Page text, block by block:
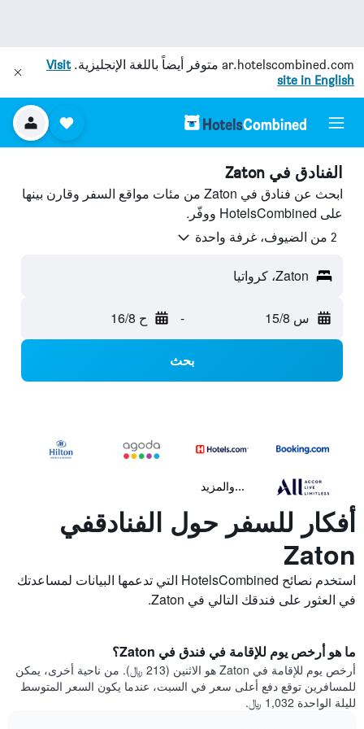
ar.hotelscombined.com متوفر أيضاً باللغة الإنجليزية.Visit
site in English
الفنادق في Zaton
ابحث عن فنادق في Zaton من مئات مواقع السفر وقارن بينها
على HotelsCombined ووفّر.
2 من الضيوف، غرفة واحدة
Zaton، كرواتيا
س 15/8 - ح 16/8
بحث
...والمزيد
أفكار للسفر حول الفنادقفي
Zaton
استخدم نصائح HotelsCombined التي تدعمها البيانات لمساعدتك
في العثور على فندقك التالي في Zaton.
ما هو أرخص يوم للإقامة في فندق في Zaton؟
أرخص يوم للإقامة في Zaton هو الاثنين (213 ﷼). من ناحية أخرى، يمكن
للمسافرين توقع دفع أعلى سعر في السبت، عندما يكون السعر المتوسط
لليلة الواحدة 1,032 ﷼.